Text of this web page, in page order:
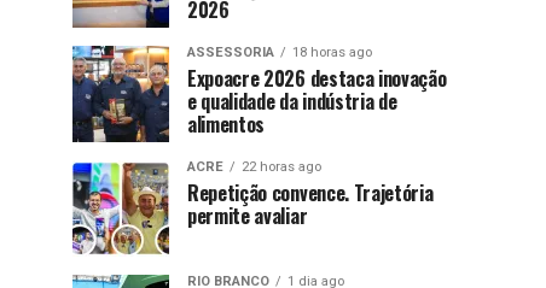
2026
ASSESSORIA 18 horas ago
Expoacre 2026 destaca inovação
e qualidade da indústria de
alimentos
ACRE 22 horas ago
Repetição convence. Trajetória
permite avaliar
RIO BRANCO 1 dia ago